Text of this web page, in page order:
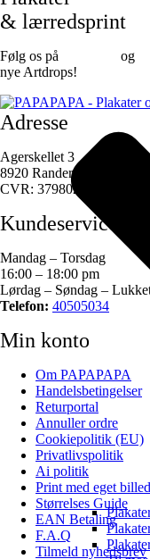
& lærredsprint
Følg os på og
nye Artdrops!
Adresse
Agerskellet 3
8920 Randers NV
CVR: 37980269
Kundeservice
Mandag – Torsdag
16:00 – 18:00 pm
Lørdag – Søndag –
Telefon: 40505034
Min konto
Om PAPAPAPA
Handelsbetingelser
Returportal
Annuller ordre
Cookiepolitik (EU)
Privatlivspolitik
Ai politik
Print med eget
Størrelses Guide
EAN Betaling
F.A.Q
Tilmeld nyhedsbrev